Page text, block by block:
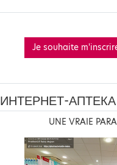
Je souhaite
ИНТЕРНЕТ-АПТЕКА
UNE VRAIE